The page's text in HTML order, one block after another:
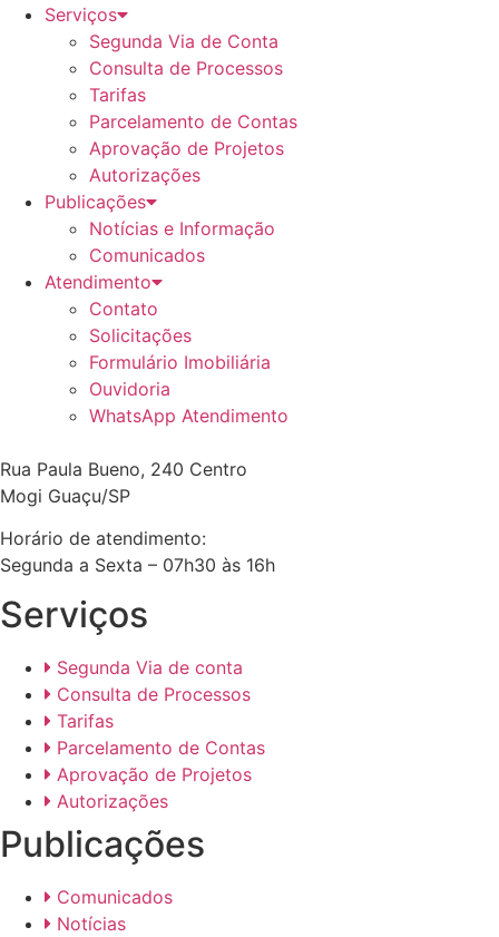
Serviços
Segunda Via de Conta
Consulta de Processos
Tarifas
Parcelamento de Contas
Aprovação de Projetos
Autorizações
Publicações
Notícias e Informação
Comunicados
Atendimento
Contato
Solicitações
Formulário Imobiliária
Ouvidoria
WhatsApp Atendimento
Rua Paula Bueno, 240 Centro
Mogi Guaçu/SP
Horário de atendimento:
Segunda a Sexta – 07h30 às 16h
Serviços
Segunda Via de conta
Consulta de Processos
Tarifas
Parcelamento de Contas
Aprovação de Projetos
Autorizações
Publicações
Comunicados
Notícias